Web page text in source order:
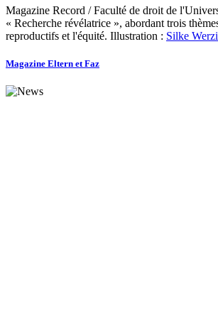
Magazine Record / Faculté de droit de
« Recherche révélatrice », abordant trois
reproductifs et l'équité. Illustration : Silke
Magazine Eltern et Faz